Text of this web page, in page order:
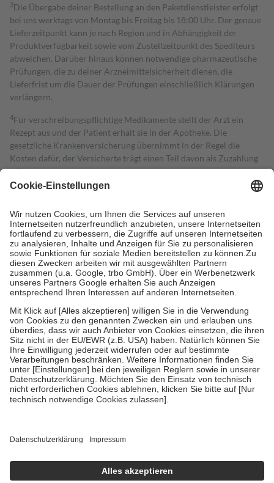
3Die Übergabe deiner Bestellung an den Paketdienstleister erfolgt
bei uns werktags von Montag bis Freitag bis 18:00 Uhr. Der genaue
Lieferzeitpunkt kann je nach Region und in Abhängigkeit der
Produktverfügbarkeit sowie vom Zustellzeitpunkt des Spediteurs
abweichen. Darüber hinaus können notwendige pharmazeutische
Prüfungen, die zu deiner Arzneimittelsicherheit dienen, die
Lieferfrist um die Dauer der Prüfungen einschließlich Klärungen
verlängern.
4Für verschreibungspflichtige Medikamente stellt der Arzt ein
Rezept aus und der Patient erhält sie in der Apotheke. Die
gesetzliche Krankenversicherung übernimmt in der Regel die
Kosten dafür, der Versicherte trägt einen Teil davon als Zuzahlung
mit.
Grundsätzlich leisten Mitglieder Zuzahlungen in Höhe von zehn
höchstens zehn Euro.
Es sind jedoch nie mehr als die tatsächlichen
Kosten der Leistung zu entrichten.
Diese Regeln gelten grundsätzlich auch für Online-Apotheken.
Bei Heilmitteln und häuslicher Krankenpflege beträgt die
Zuzahlung zehn Prozent der Kosten sowie zehn Euro je
Verordnung.
Um das Engagement der Versicherten für ihre eigene Gesundheit zu
stärken und die besondere Stellung der Familie zu unterstützen,
fallenkeine Zuzahlungenan bei:
• Kindern und Jugendlichen bis zum vollendeten 18. Lebensjahr
mit Ausnahme der Fahrkosten
• Untersuchungen zur Vorsorge und Früherkennung, die von der
GKV getragen werden
• empfohlenen Schutzimpfungen
• Harn- und Blutteststreifen
getroffen, um sicherzustellen, dass es sich um echte Bewertungen
https://help.etrusted.com/hc/de/articles/4419944605341